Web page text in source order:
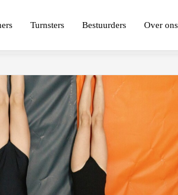
Turnsters Bestuurders Over ons